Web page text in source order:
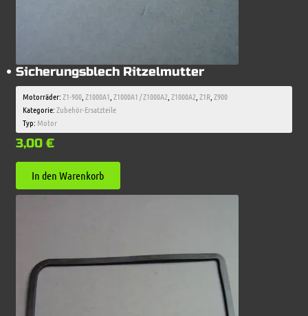
Sicherungsblech Ritzelmutter
Motorräder:Z1-900, Z1000A1 Z1000A1 / Z1000A2 Z1000A2 Z1R, Z900
Kategorie:Zubehör-Ersatzteile
Typ: Motor
3,00 €
In den Warenkorb